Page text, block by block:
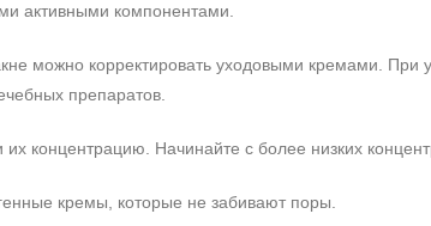
активными компонентами.
можно корректировать уходовыми кремами. При
препаратов.
концентрацию. Начинайте с более низких
кремы, которые не забивают поры.